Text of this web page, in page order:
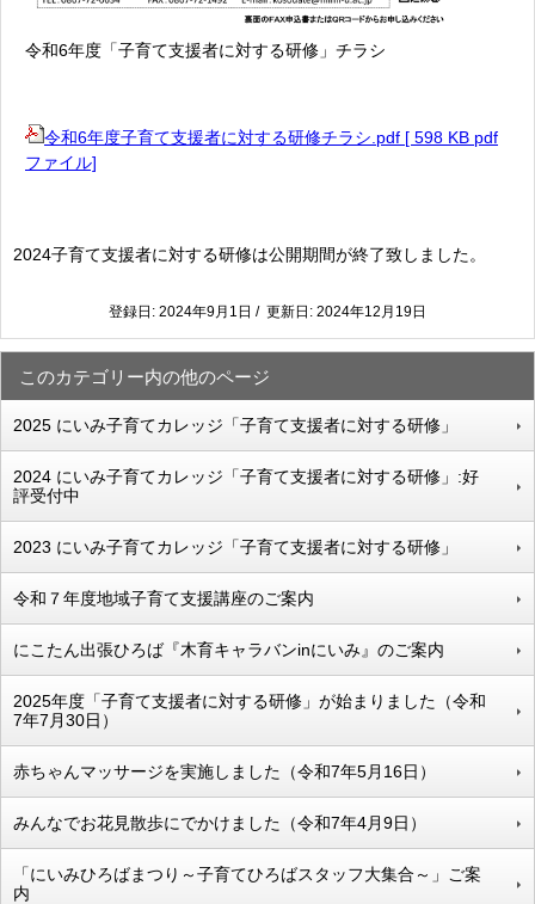
令和6年度「子育て支援者に対する研修」チラシ
令和6年度子育て支援者に対する研修チラシ.pdf [ 598 KB pdf
ファイル]
2024子育て支援者に対する研修は公開期間が終了致しました。
登録日: 2024年9月1日 / 更新日: 2024年12月19日
このカテゴリー内の他のページ
2025 にいみ子育てカレッジ「子育て支援者に対する研修」
2024 にいみ子育てカレッジ「子育て支援者に対する研修」:好
評受付中
2023 にいみ子育てカレッジ「子育て支援者に対する研修」
令和７年度地域子育て支援講座のご案内
にこたん出張ひろば『木育キャラバンinにいみ』のご案内
2025年度「子育て支援者に対する研修」が始まりました（令和
7年7月30日）
赤ちゃんマッサージを実施しました（令和7年5月16日）
みんなでお花見散歩にでかけました（令和7年4月9日）
「にいみひろばまつり～子育てひろばスタッフ大集合～」ご案
内